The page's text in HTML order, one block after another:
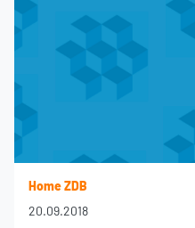
Home ZDB
20.09.2018